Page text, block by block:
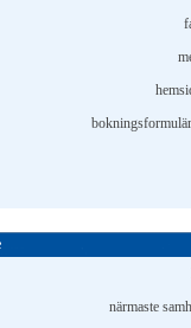
närmaste